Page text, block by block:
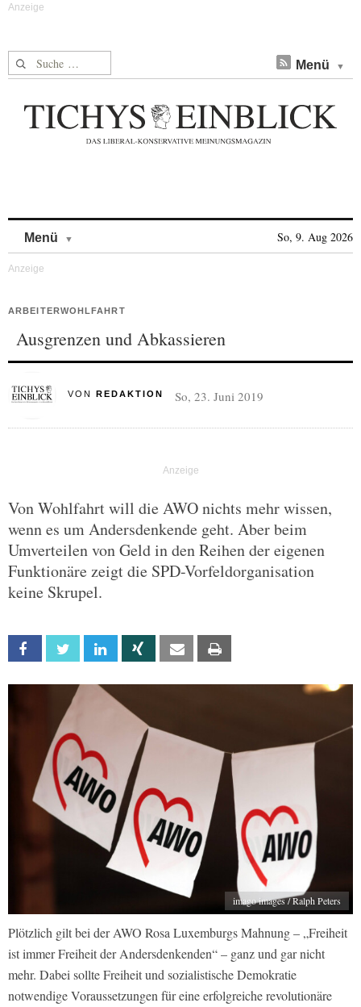
Suche nach: Menü
Menü So, 9. Aug 2026
ARBEITERWOHLFAHRT
Ausgrenzen und Abkassieren
VON REDAKTION So, 23. Juni 2019
Von Wohlfahrt will die AWO nichts mehr wissen,
wenn es um Andersdenkende geht. Aber beim
Umverteilen von Geld in den Reihen der eigenen
Funktionäre zeigt die SPD-Vorfeldorganisation
keine Skrupel.
Facebook Twitter Linkedin Xing Email
imago images / Ralph Peters
Plötzlich gilt bei der AWO Rosa Luxemburgs Mahnung – „Freiheit
ist immer Freiheit der Andersdenkenden“ – ganz und gar nicht
mehr. Dabei sollte Freiheit und sozialistische Demokratie
notwendige Voraussetzungen für eine erfolgreiche revolutionäre